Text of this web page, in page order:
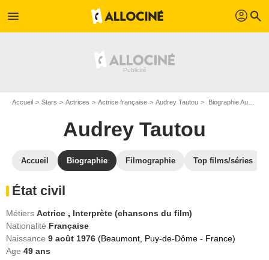
menu profil search
Accueil Stars Actrices Actrice française Audrey Tautou Biographie Audrey Tautou
Audrey Tautou
Accueil Biographie Filmographie Top films/séries
État civil
Métiers Actrice , Interprète (chansons du film)
Nationalité Française
Naissance 9 août 1976 (Beaumont, Puy-de-Dôme - France)
Age 49 ans